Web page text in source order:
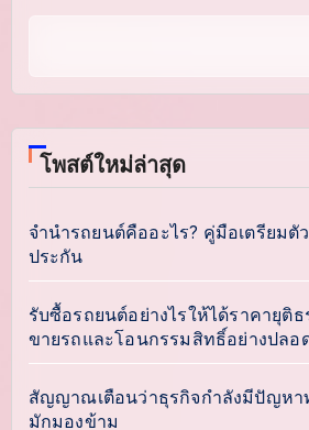
โพสต์ใหม่ล่าสุด
จำนำรถยนต์คืออะไร? คู่มือเตรียมตั
ประกัน
รับซื้อรถยนต์อย่างไรให้ได้ราคายุติ
ขายรถและโอนกรรมสิทธิ์อย่างปลอ
สัญญาณเตือนว่าธุรกิจกำลังมีปัญหาท
มักมองข้าม